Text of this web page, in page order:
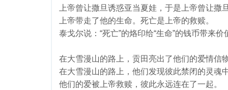
上帝曾让撒旦诱惑亚当夏娃，于是上帝曾让
上帝带走了他的生命。死亡是上帝的救赎。
泰戈尔说：“死亡”的烙印给“生命”的钱币带来
在大雪漫山的路上，贡田亮出了他们的爱情信
在大雪漫山的路上，他们发现彼此禁闭的灵魂
他们的爱被上帝救赎，彼此永远连在了一起。